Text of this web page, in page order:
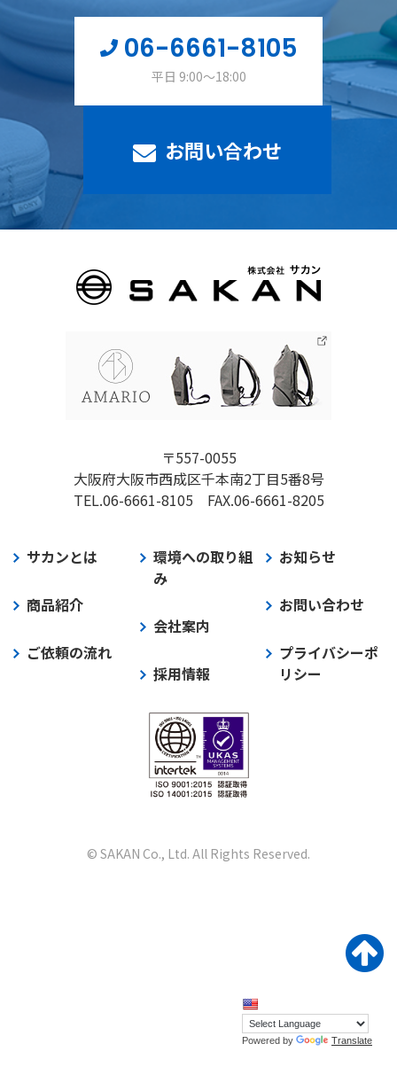
06-6661-8105
平日 9:00～18:00
お問い合わせ
〒557-0055
大阪府大阪市西成区千本南2丁目5番8号
TEL.06-6661-8105 FAX.06-6661-8205
サカンとは
商品紹介
ご依頼の流れ
環境への取り組
み
会社案内
採用情報
お知らせ
お問い合わせ
プライバシーポ
リシー
© SAKAN Co., Ltd. All Rights Reserved.
Powered by Translate